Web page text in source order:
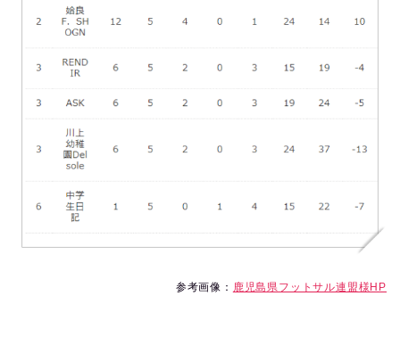
参考画像： 鹿児島県フットサル連盟様HP